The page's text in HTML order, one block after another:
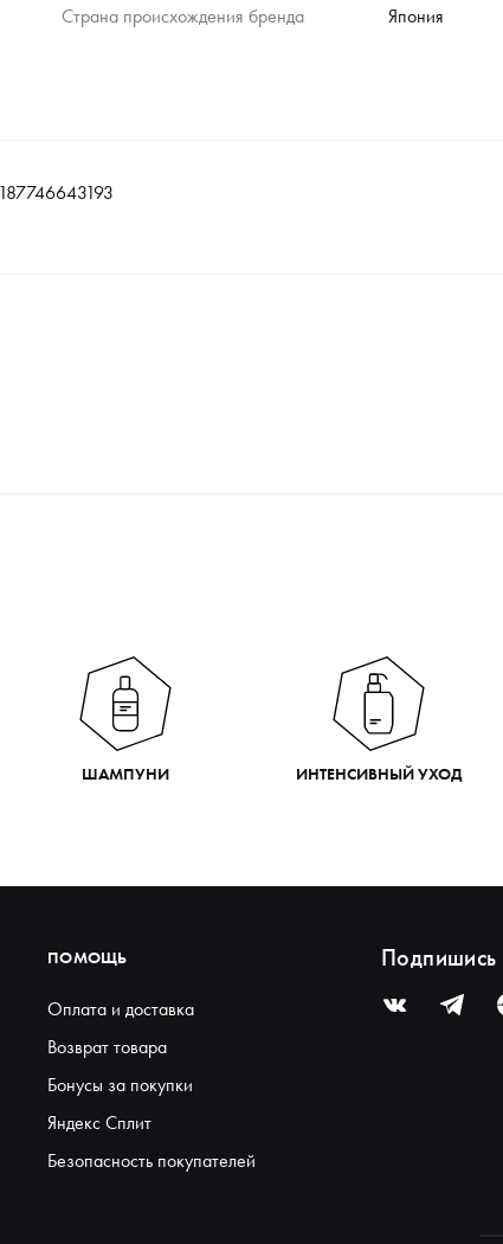
Страна происхождения бренда
Япония
ШАМПУНИ ИНТЕНСИВНЫЙ УХОД
ПОМОЩЬ
Оплата и доставка
Возврат товара
Бонусы за покупки
Яндекс Сплит
Безопасность покупателей
Подпишись